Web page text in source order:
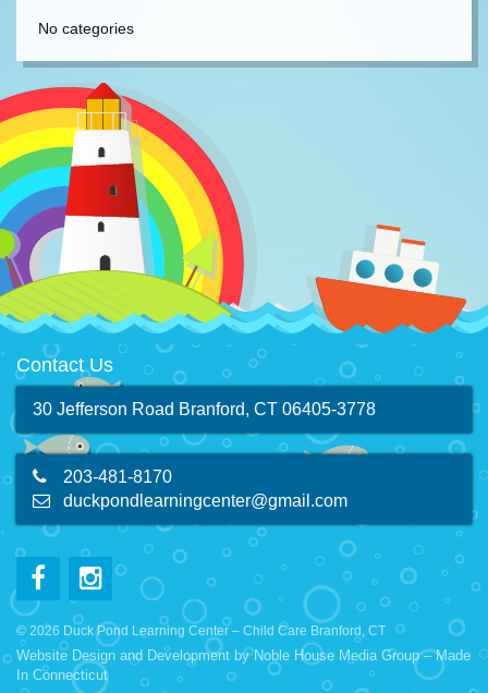
No categories
Contact Us
30 Jefferson Road Branford, CT 06405-3778
203-481-8170
duckpondlearningcenter@gmail.com
© 2026 Duck Pond Learning Center – Child Care Branford, CT
Website Design and Development byNoble House Media Group– Made
In Connecticut